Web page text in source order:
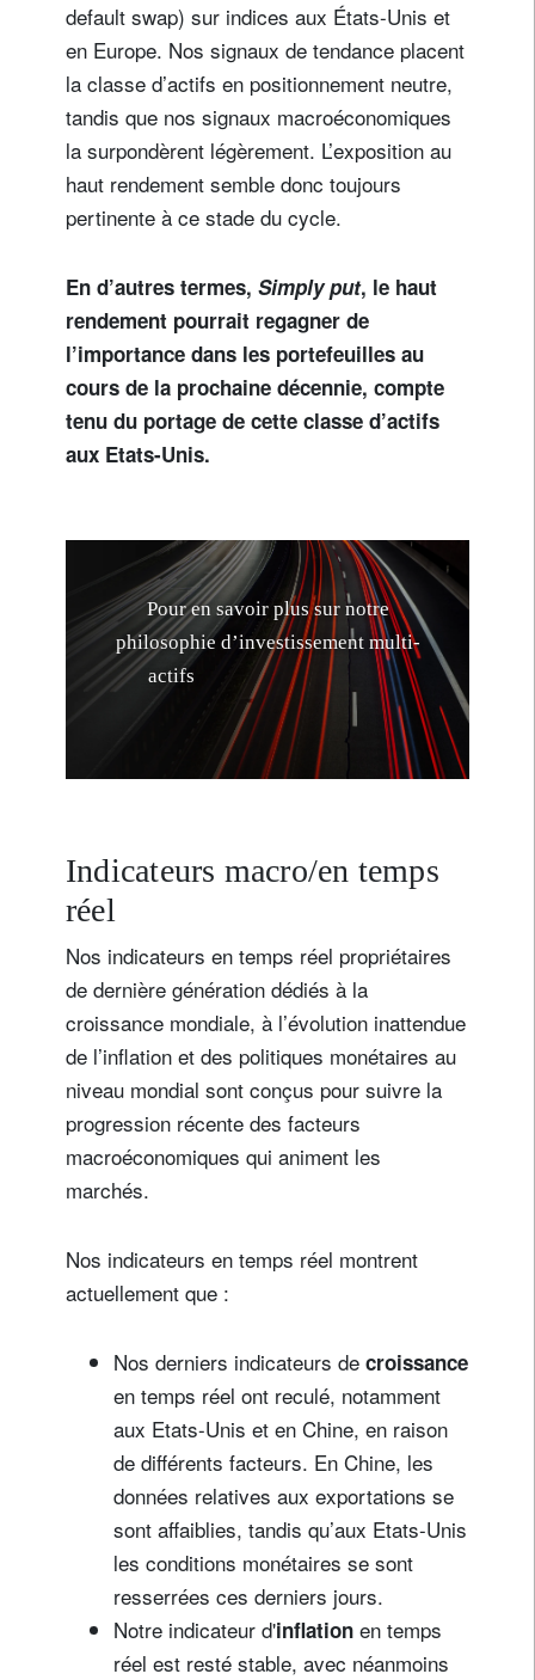
default swap) sur indices aux États-Unis et
en Europe. Nos signaux de tendance placent
la classe d’actifs en positionnement neutre,
tandis que nos signaux macroéconomiques
la surpondèrent légèrement. L’exposition au
haut rendement semble donc toujours
pertinente à ce stade du cycle.
En d’autres termes, Simply put, le haut
rendement pourrait regagner de
l’importance dans les portefeuilles au
cours de la prochaine décennie, compte
tenu du portage de cette classe d’actifs
aux Etats-Unis.
Pour en savoir plus sur notre
philosophie d’investissement multi-
actifs é e su les ri s,
ez c
Indicateurs macro/en temps
réel
Nos indicateurs en temps réel propriétaires
de dernière génération dédiés à la
croissance mondiale, à l’évolution inattendue
de l’inflation et des politiques monétaires au
niveau mondial sont conçus pour suivre la
progression récente des facteurs
macroéconomiques qui animent les
marchés.
Nos indicateurs en temps réel montrent
actuellement que :
Nos derniers indicateurs de croissance
en temps réel ont reculé, notamment
aux Etats-Unis et en Chine, en raison
de différents facteurs. En Chine, les
données relatives aux exportations se
sont affaiblies, tandis qu’aux Etats-Unis
les conditions monétaires se sont
resserrées ces derniers jours.
Notre indicateur d'inflation en temps
réel est resté stable, avec néanmoins